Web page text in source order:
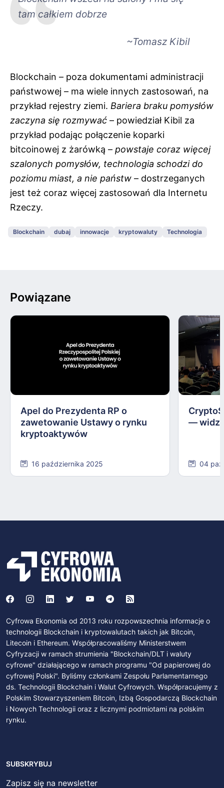
tam całkiem dobrze
~Tomasz Kibil
Blockchain – poza dokumentami administracji
państwowej – ma wiele innych zastosowań, na
przykład rejestry ziemi. Bariera braku pomysłów
zaczyna się rozmywać – powiedział Kibil za
przykład podając połączenie koparki
bitcoinowej z żarówką – powstaje coraz więcej
szalonych pomysłów, technologia schodzi do
poziomu miast, a nie państw – dostrzeganych
jest też coraz więcej zastosowań dla Internetu
Rzeczy.
Blockchain dubaj innowacje kryptowaluty Technologia
Powiązane
Apel do Prezydenta RP o
zawetowanie Ustawy o rynku
kryptoaktywów
16 października 2025
—
04
Cyfrowa Ekonomia od 2013 roku rozpowszechnia informacje o
technologii Blockchain i kryptowalutach takich jak Bitcoin,
Litecoin i Ethereum. Współpracowaliśmy Ministerstwem
Cyfryzacji w ramach strumienia "Blockchain/DLT i waluty
cyfrowe" działającego w ramach programu "Od papierowej do
cyfrowej Polski". Byliśmy członkami Zespołu Parlamentarnego
ds. Technologii Blockchain i Walut Cyfrowych. Współpracujemy z
Polskim Stowarzyszeniem Bitcoin, Izbą Gospodarczą Blockchain
i Nowych Technologii oraz z licznymi podmiotami na polskim
rynku.
SUBSKRYBUJ
Zapisz się na newsletter